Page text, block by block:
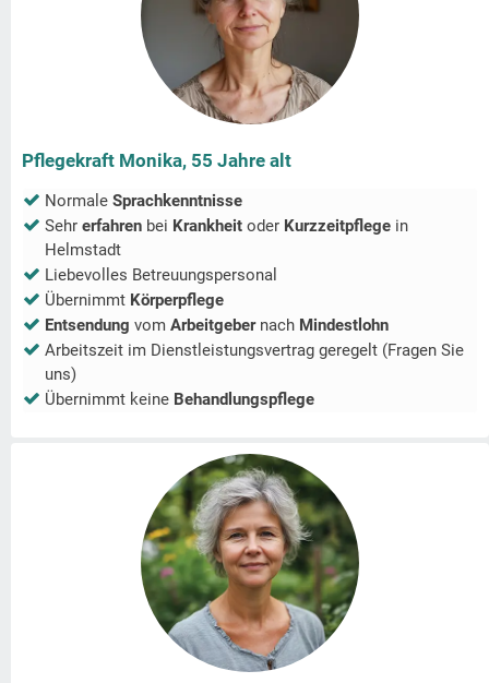
Pflegekraft Monika, 55 Jahre alt
Normale Sprachkenntnisse
Sehr erfahren bei Krankheit oder Kurzzeitpflege in
Helmstadt
Liebevolles Betreuungspersonal
Übernimmt Körperpflege
Entsendung vom Arbeitgeber nach Mindestlohn
Arbeitszeit im Dienstleistungsvertrag geregelt (Fragen Sie
uns)
Übernimmt keine Behandlungspflege